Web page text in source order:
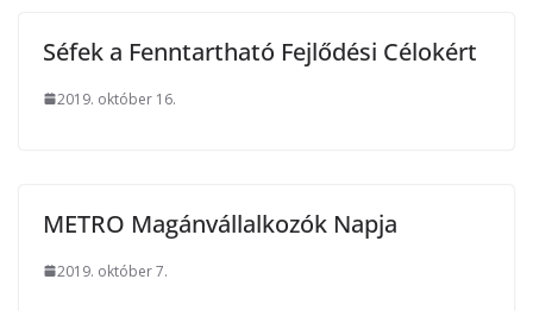
Séfek a Fenntartható Fejlődési Célokért
2019. október 16.
METRO Magánvállalkozók Napja
2019. október 7.